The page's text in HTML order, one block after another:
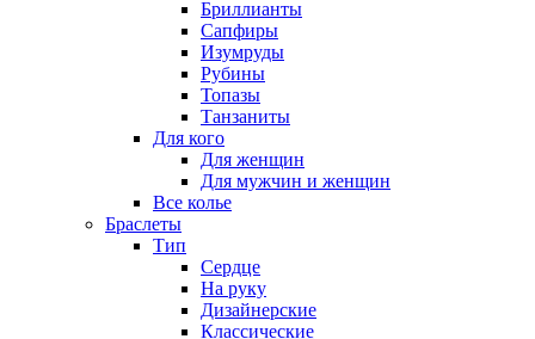
Бриллианты
Сапфиры
Изумруды
Рубины
Топазы
Танзаниты
Для кого
Для женщин
Для мужчин и женщин
Все колье
Браслеты
Тип
Сердце
На руку
Дизайнерские
Классические